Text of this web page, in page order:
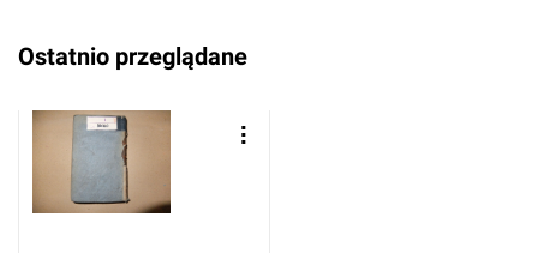
Ostatnio przeglądane